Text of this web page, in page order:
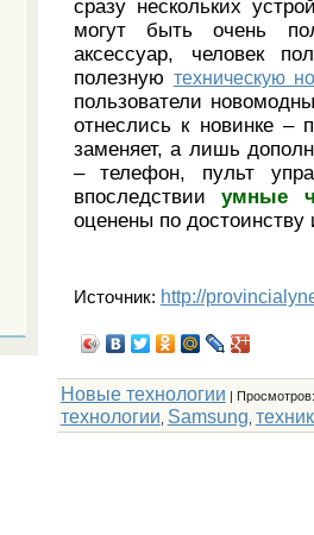
сразу нескольких
могут быть очень
аксессуар, человек
полезную техническую
пользователи
отнеслись к новинке –
заменяет, а лишь
– телефон, пульт
впоследствииумные
оценены по достоинству
Источник: http://
Новые технологии | Просмотров
технологии Samsung